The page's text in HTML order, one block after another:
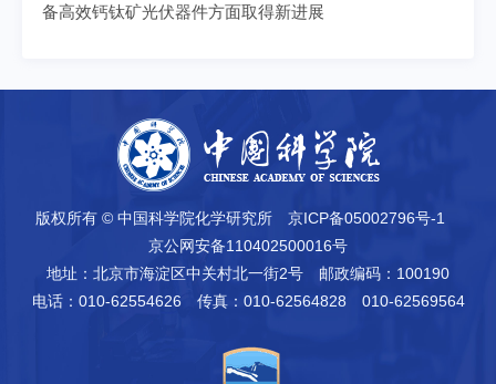
备高效钙钛矿光伏器件方面取得新进展
版权所有 © 中国科学院化学研究所
京ICP备05002796号-1
京公网安备110402500016号
地址：北京市海淀区中关村北一街2号
邮政编码：100190
电话：010-62554626
传真：010-62564828 010-62569564